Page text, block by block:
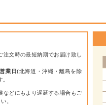
注文時の最短納期でお届け致し
業日(北海道・沖縄・離島を除
などにもより遅延する場合もご
。